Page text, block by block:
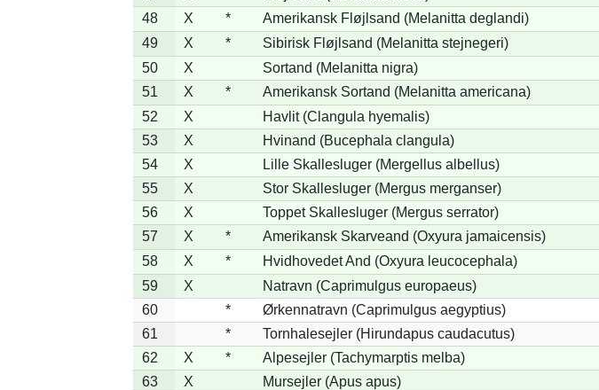
48
X * Amerikansk Fløjlsand (Melanitta deglandi)
49
X * Sibirisk Fløjlsand (Melanitta stejnegeri)
50
X
Sortand (Melanitta nigra)
51
X * Amerikansk Sortand (Melanitta americana)
52
X
Havlit (Clangula hyemalis)
53
X
Hvinand (Bucephala clangula)
54
X
Lille Skallesluger (Mergellus albellus)
55
X
Stor Skallesluger (Mergus merganser)
56
X
Toppet Skallesluger (Mergus serrator)
57
X * Amerikansk Skarveand (Oxyura jamaicensis)
58
X * Hvidhovedet And (Oxyura leucocephala)
59
X
Natravn (Caprimulgus europaeus)
60
*
Ørkennatravn (Caprimulgus aegyptius)
61
*
Tornhalesejler (Hirundapus caudacutus)
62
X * Alpesejler (Tachymarptis melba)
63
X
Mursejler (Apus apus)